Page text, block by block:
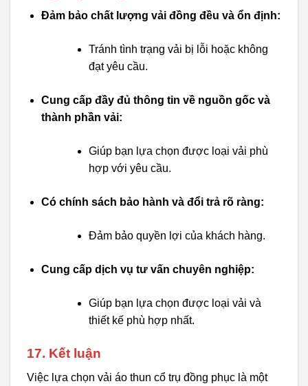
Đảm bảo chất lượng vải đồng đều và ổn định:
Tránh tình trạng vải bị lỗi hoặc không
đạt yêu cầu.
Cung cấp đầy đủ thông tin về nguồn gốc và
thành phần vải:
Giúp bạn lựa chọn được loại vải phù
hợp với yêu cầu.
Có chính sách bảo hành và đổi trả rõ ràng:
Đảm bảo quyền lợi của khách hàng.
Cung cấp dịch vụ tư vấn chuyên nghiệp:
Giúp bạn lựa chọn được loại vải và
thiết kế phù hợp nhất.
17. Kết luận
Việc lựa chọn vải áo thun cổ trụ đồng phục là một